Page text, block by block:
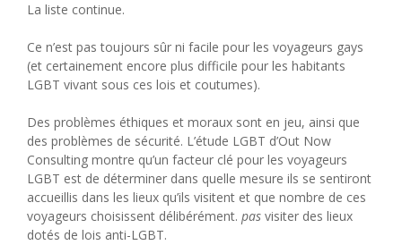
La liste continue.
Ce n’est pas toujours sûr ni facile pour les voyageurs gays
(et certainement encore plus difficile pour les habitants
LGBT vivant sous ces lois et coutumes).
Des problèmes éthiques et moraux sont en jeu, ainsi que
des problèmes de sécurité. L’étude LGBT d’Out Now
Consulting montre qu’un facteur clé pour les voyageurs
LGBT est de déterminer dans quelle mesure ils se sentiront
accueillis dans les lieux qu’ils visitent et que nombre de ces
voyageurs choisissent délibérément. pas visiter des lieux
dotés de lois anti-LGBT.